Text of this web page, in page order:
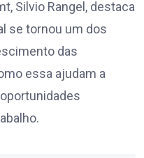
Silvio Rangel, destaca
se tornou um dos
das
essa ajudam a